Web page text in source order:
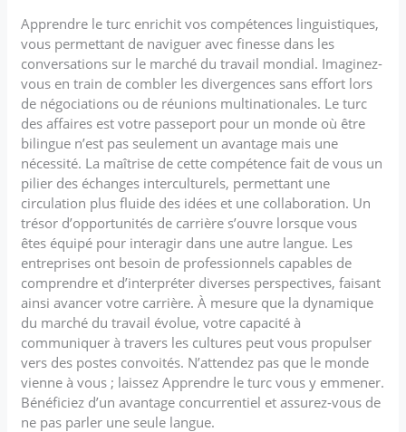
Apprendre le turc enrichit vos compétences linguistiques,
vous permettant de naviguer avec finesse dans les
conversations sur le marché du travail mondial. Imaginez-
vous en train de combler les divergences sans effort lors
de négociations ou de réunions multinationales. Le turc
des affaires est votre passeport pour un monde où être
bilingue n’est pas seulement un avantage mais une
nécessité. La maîtrise de cette compétence fait de vous un
pilier des échanges interculturels, permettant une
circulation plus fluide des idées et une collaboration. Un
trésor d’opportunités de carrière s’ouvre lorsque vous
êtes équipé pour interagir dans une autre langue. Les
entreprises ont besoin de professionnels capables de
comprendre et d’interpréter diverses perspectives, faisant
ainsi avancer votre carrière. À mesure que la dynamique
du marché du travail évolue, votre capacité à
communiquer à travers les cultures peut vous propulser
vers des postes convoités. N’attendez pas que le monde
vienne à vous ; laissez Apprendre le turc vous y emmener.
Bénéficiez d’un avantage concurrentiel et assurez-vous de
ne pas parler une seule langue.